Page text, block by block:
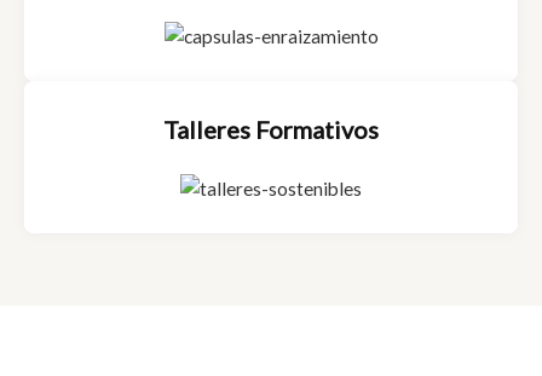
Talleres Formativos